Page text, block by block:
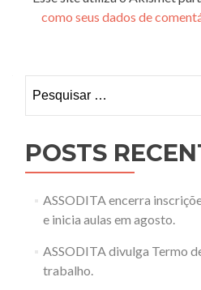
como seus dados de
por:
POSTS
ASSODITA encerra
e inicia aulas em agosto.
ASSODITA divulga Termo
trabalho.